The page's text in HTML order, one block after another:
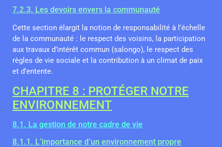
7.2.3. Les devoirs envers la communauté
Cette section élargit la notion de responsabilité à l’échelle
de la communauté : le respect des voisins, la participation
aux travaux d’intérêt commun (salongo), le respect des
règles de vie sociale et la contribution à un climat de paix
et d’entente.
CHAPITRE 8 : PROTÉGER NOTRE
ENVIRONNEMENT
8.1. La gestion de notre cadre de vie
8.1.1. L’importance d’un environnement propre